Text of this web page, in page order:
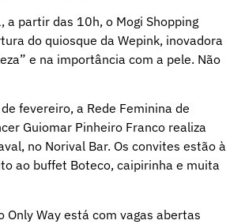
a partir das 10h, o Mogi Shopping
do quiosque da Wepink, inovadora
e na importância com a pele. Não
fevereiro, a Rede Feminina de
Guiomar Pinheiro Franco realiza
no Norival Bar. Os convites estão à
ao buffet Boteco, caipirinha e muita
Way está com vagas abertas